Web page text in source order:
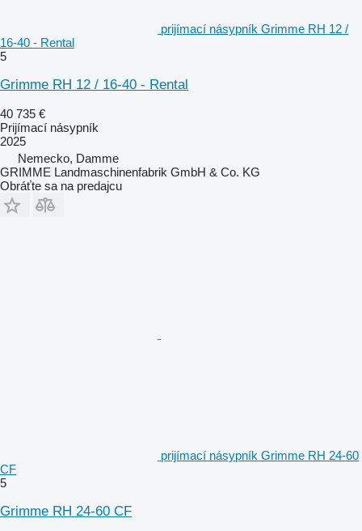
prijímací násypník Grimme RH 12 /
16-40 - Rental
5
Grimme RH 12 / 16-40 - Rental
40 735 €
Prijímací násypník
2025
Nemecko, Damme
GRIMME Landmaschinenfabrik GmbH & Co. KG
Obráťte sa na predajcu
prijímací násypník Grimme RH 24-60
CF
5
Grimme RH 24-60 CF